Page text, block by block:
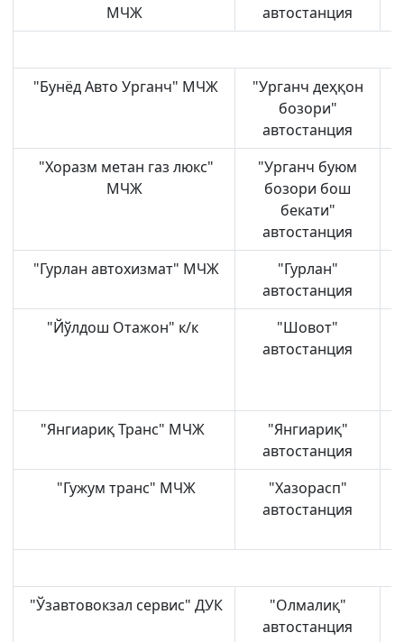
МЧЖ
автостанция
"Бунёд Авто Урганч" МЧЖ
"Урганч деҳқон
бозори"
автостанция
"Хоразм метан газ люкс"
МЧЖ
"Урганч буюм
бозори бош
бекати"
автостанция
"Гурлан автохизмат" МЧЖ
"Гурлан"
автостанция
"Йўлдош Отажон" к/к
"Шовот"
автостанция
"Янгиариқ Транс" МЧЖ
"Янгиариқ"
автостанция
"Гужум транс" МЧЖ
"Хазорасп"
автостанция
"Ўзавтовокзал сервис" ДУК
"Олмалиқ"
автостанция